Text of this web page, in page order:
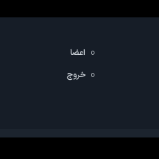
اعضا
خروج